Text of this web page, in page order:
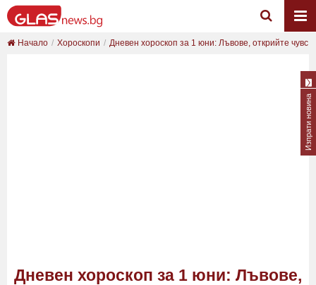
Начало Хороскопи Дневен хороскоп за 1 юни: Лъвове, открийте чувс...
Дневен хороскоп за 1 юни: Лъвове,
Изпрати новина